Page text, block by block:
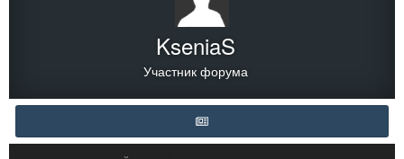
KseniaS
Участник форума